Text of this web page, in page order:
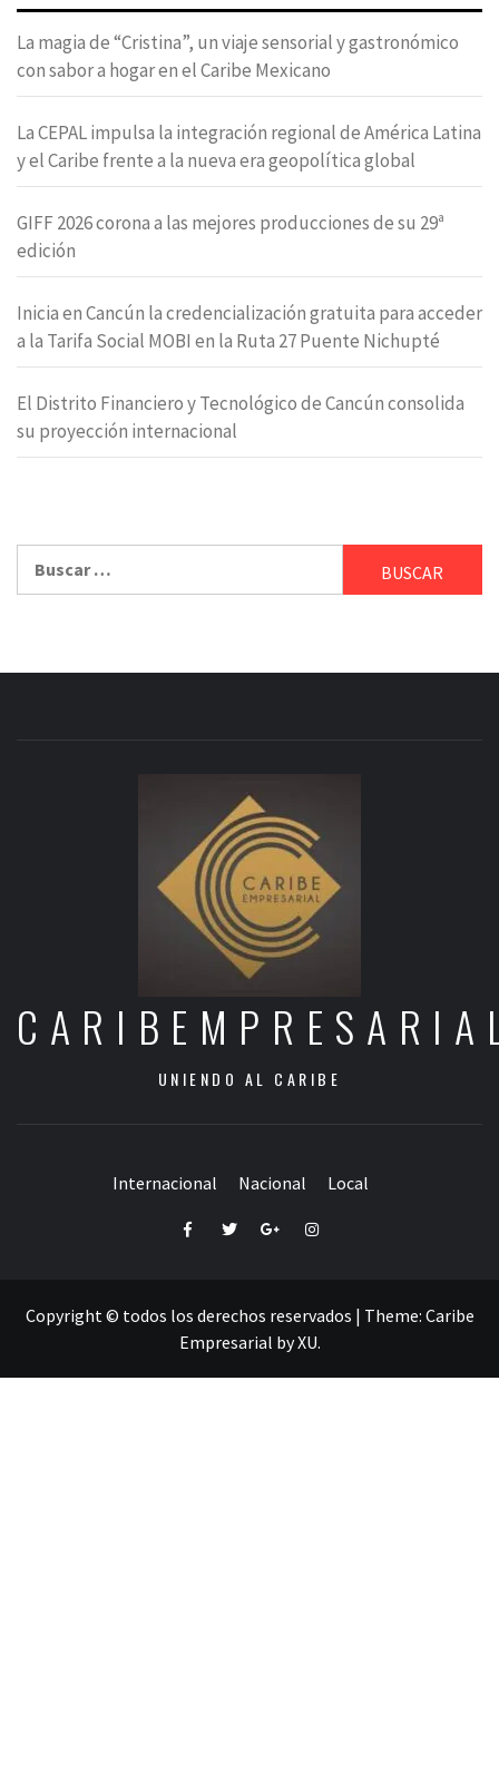
La magia de “Cristina”, un viaje sensorial y gastronómico
con sabor a hogar en el Caribe Mexicano
La CEPAL impulsa la integración regional de América Latina
y el Caribe frente a la nueva era geopolítica global
GIFF 2026 corona a las mejores producciones de su 29ª
edición
Inicia en Cancún la credencialización gratuita para acceder
a la Tarifa Social MOBI en la Ruta 27 Puente Nichupté
El Distrito Financiero y Tecnológico de Cancún consolida
su proyección internacional
UNIENDO AL CARIBE
Internacional Nacional Local
FacebookTwitterGoogle+Instagram
Copyright © todos los derechos reservados | Theme: Caribe
Empresarial byXU.